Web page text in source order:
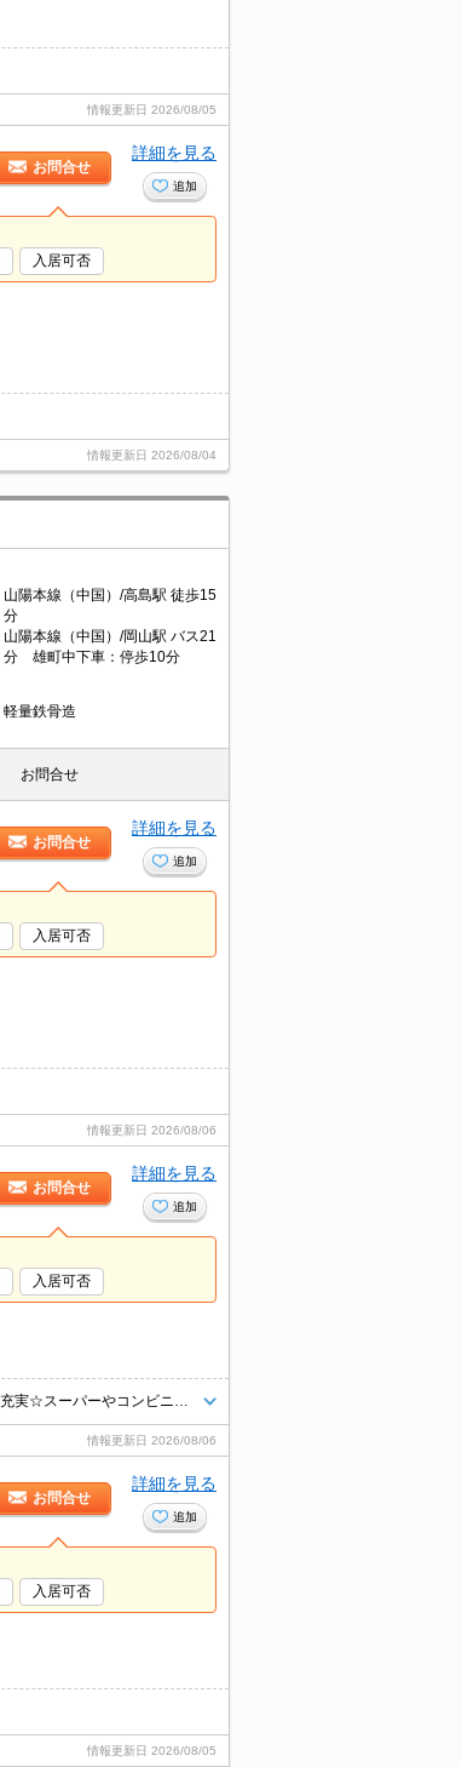
情報更新日 2026/08/05
お問合せ
詳細を見る
追加
入居可否
情報更新日 2026/08/04
山陽本線（中国）/高島駅 徒歩15
分
山陽本線（中国）/岡山駅 バス21
分 雄町中下車：停歩10分
軽量鉄骨造
お問合せ
お問合せ
詳細を見る
追加
入居可否
情報更新日 2026/08/06
お問合せ
詳細を見る
追加
入居可否
情報更新日 2026/08/06
お問合せ
詳細を見る
追加
入居可否
情報更新日 2026/08/05